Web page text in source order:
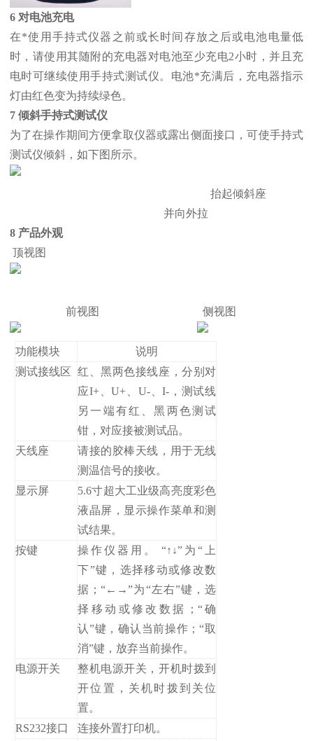
6 对电池充电
在*使用手持式仪器之前或长时间存放之后或电池电量低
时，请使用其随附的充电器对电池至少充电2小时，并且充
电时可继续使用手持式测试仪。电池*充满后，充电器指示
灯由红色变为持续绿色。
7 倾斜手持式测试仪
为了在操作期间方便拿取仪器或露出侧面接口，可使手持式
测试仪倾斜，如下图所示。
抬起倾斜座
并向外拉
8 产品外观
顶视图
前视图 侧视图
功能模块
说明
测试接线区 红、黑两色接线座，分别对
应I+、U+、U-、I-，测试线
另一端有红、黑两色测试
钳，对应接被测试品。
天线座
请接的胶棒天线，用于无线
测温信号的接收。
显示屏
5.6寸超大工业级高亮度彩色
液晶屏，显示操作菜单和测
试结果。
按键
操作仪器用。 “↑↓”为“上
下”键，选择移动或修改数
据；“←→”为“左右”键，选
择移动或修改数据；“确
认”键，确认当前操作；“取
消”键，放弃当前操作。
电源开关
整机电源开关，开机时拨到
开位置，关机时拨到关位
置。
RS232接口
连接外置打印机。